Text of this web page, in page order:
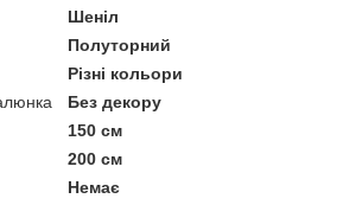
Шеніл
Полуторний
Різні кольори
Без декору
150 см
200 см
Немає